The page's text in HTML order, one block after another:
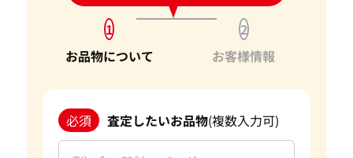
1
お品物について
2
お客様情報
必須 査定したいお品物(複数入力可)